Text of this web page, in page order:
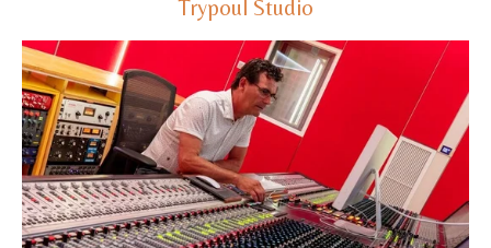
Trypoul Studio